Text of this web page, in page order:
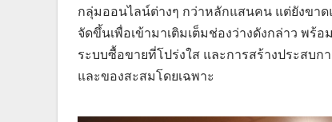
กลุ่มออนไลน์ต่างๆ กว่าหลักแสนคน แต่ยังขาด
จัดขึ้นเพื่อเข้ามาเติมเต็มช่องว่างดังกล่าว พ
ระบบซื้อขายที่โปร่งใส และการสร้างประสบ
และของสะสมโดยเฉพาะ